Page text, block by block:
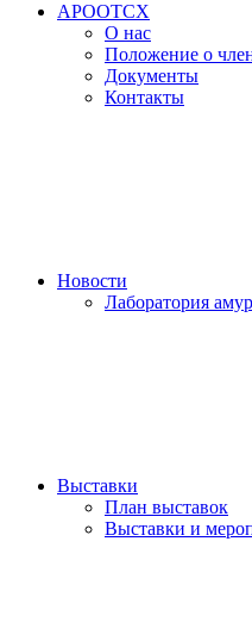
АРООТСХ
О нас
Положение о
Документы
Контакты
Новости
Лаборатория
Выставки
План выставок
Выставки и